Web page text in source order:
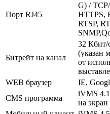
Порт RJ45
G) /
HTTPS,
RTSP,
Битрейт на канал
32 Кбит/
(указан
от
WEB браузер
IE,
CMS программа
iVMS 4.1
на экран